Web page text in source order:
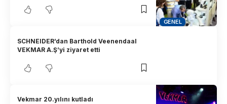
GENEL
SCHNEIDER’dan Barthold Veenendaal
VEKMAR A.Ş’yi ziyaret etti
Vekmar 20.yılını kutladı